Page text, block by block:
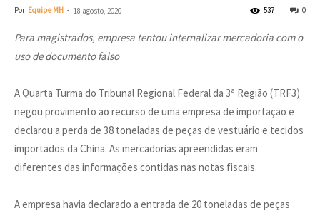
Por Equipe MH - 18 agosto, 2020 0
537
Para magistrados, empresa tentou internalizar mercadoria com o
uso de documento falso
A Quarta Turma do Tribunal Regional Federal da 3ª Região (TRF3)
negou provimento ao recurso de uma empresa de importação e
declarou a perda de 38 toneladas de peças de vestuário e tecidos
importados da China. As mercadorias apreendidas eram
diferentes das informações contidas nas notas fiscais.
A empresa havia declarado a entrada de 20 toneladas de peças